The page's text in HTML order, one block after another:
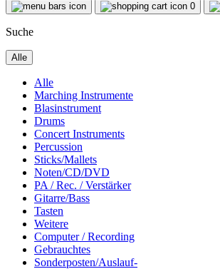
0
Suche
Alle
Alle
Marching Instrumente
Blasinstrument
Drums
Concert Instruments
Percussion
Sticks/Mallets
Noten/CD/DVD
PA / Rec. / Verstärker
Gitarre/Bass
Tasten
Weitere
Computer / Recording
Gebrauchtes
Sonderposten/Auslauf-